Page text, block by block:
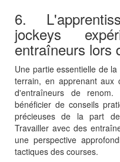
6.
jockeys
entraîneurs lors
Une partie essentielle de
terrain, en apprenant aux
d'entraîneurs de renom.
bénéficier de conseils
précieuses de la part
Travailler avec des
une perspective
tactiques des courses.